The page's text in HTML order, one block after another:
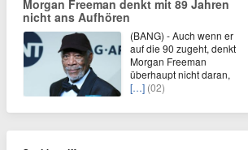
Morgan Freeman denkt mit 89 Jahren
nicht ans Aufhören
(BANG) - Auch wenn er
auf die 90 zugeht, denkt
Morgan Freeman
überhaupt nicht daran,
[…] (02)